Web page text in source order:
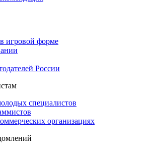
игровой форме
России
специалистов
организациях